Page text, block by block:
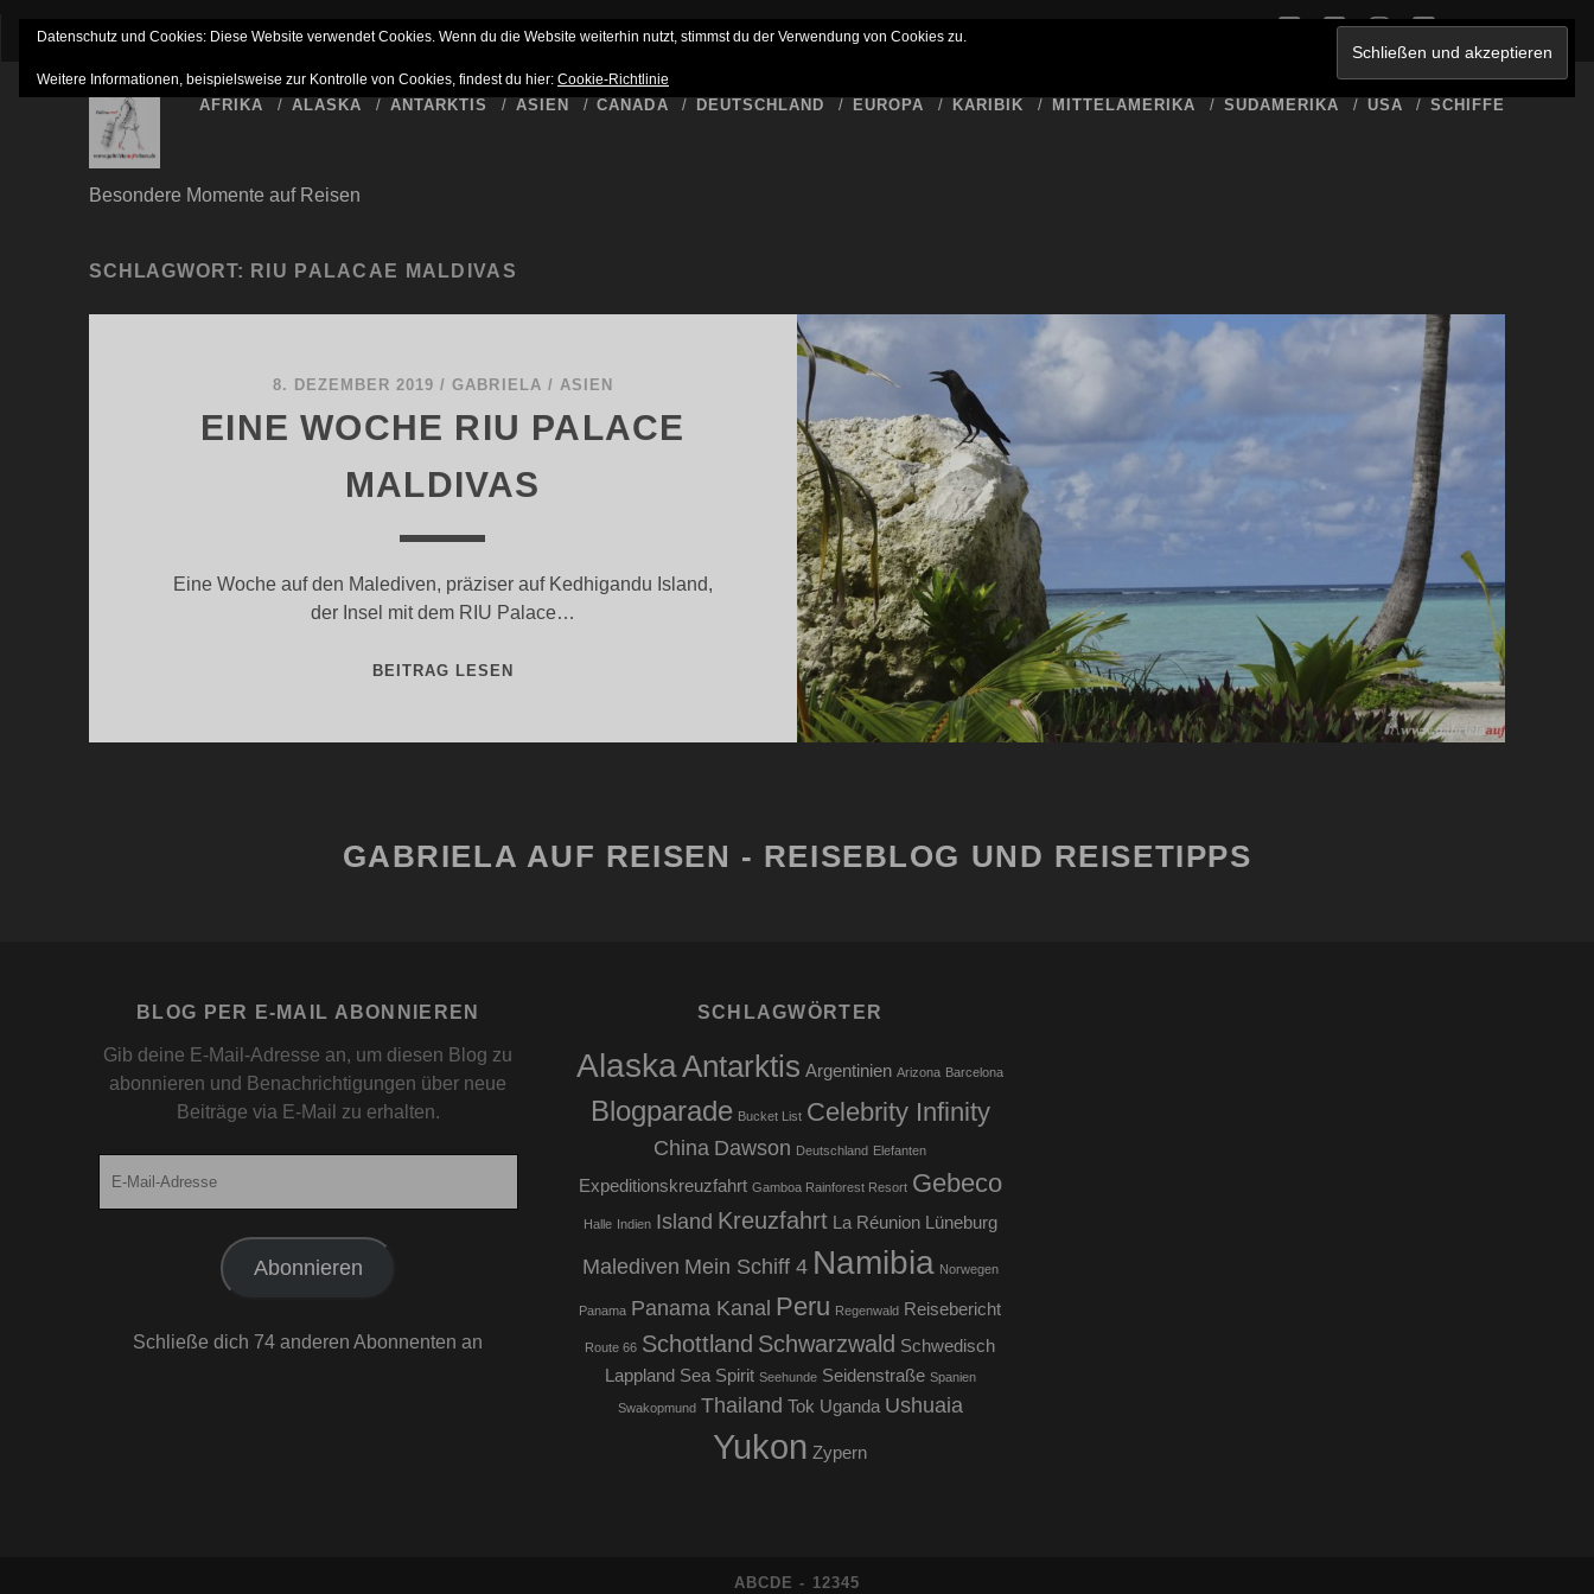
IMPRESSUM NETTIQUETTE HAFTUNGSAUSSCHLUSS BUCKET LIST WER SCHREIBT HIER DATENSCHUTZERKLÄRUNG twitterfacebook
instagram
youtube
Besondere Momente auf Reisen
AFRIKA ALASKA ANTARKTIS ASIEN CANADA DEUTSCHLAND EUROPA KARIBIK MITTELAMERIKA SÜDAMERIKA USA SCHIFFE
SCHLAGWORT: RIU PALACAE MALDIVAS
8. DEZEMBER 2019 /GABRIELA / ASIEN
EINE WOCHE RIU PALACE
MALDIVAS
Eine Woche auf den Malediven, präziser auf Kedhigandu Island,
der Insel mit dem RIU Palace…
BEITRAG LESEN
GABRIELA AUF REISEN - REISEBLOG UND REISETIPPS
BLOG PER E-MAIL ABONNIEREN
Gib deine E-Mail-Adresse an, um diesen Blog zu
abonnieren und Benachrichtigungen über neue
Beiträge via E-Mail zu erhalten.
Abonnieren
Schließe dich 74 anderen Abonnenten an
SCHLAGWÖRTER
AlaskaAntarktis Argentinien Arizona Barcelona
Blogparade Bucket List Celebrity Infinity
China Dawson Deutschland Elefanten
Expeditionskreuzfahrt Gamboa Rainforest Resort Gebeco
Halle Indien Island Kreuzfahrt La Réunion Lüneburg
Malediven Mein Schiff 4 Namibia Norwegen
Panama Panama Kanal Peru Regenwald Reisebericht
Route 66 Schottland Schwarzwald Schwedisch
Lappland Sea Spirit Seehunde Seidenstraße Spanien
Swakopmund Thailand Tok Uganda Ushuaia
Yukon Zypern
ABCDE - 12345
Datenschutz und Cookies: Diese Website verwendet Cookies. Wenn du die Website weiterhin nutzt, stimmst du der Verwendung von Cookies zu.
Weitere Informationen, beispielsweise zur Kontrolle von Cookies, findest du hier: Cookie-Richtlinie